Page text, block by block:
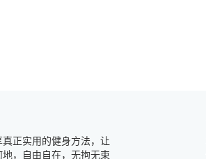
正实用的健身方法，让
，自由自在，无拘无束